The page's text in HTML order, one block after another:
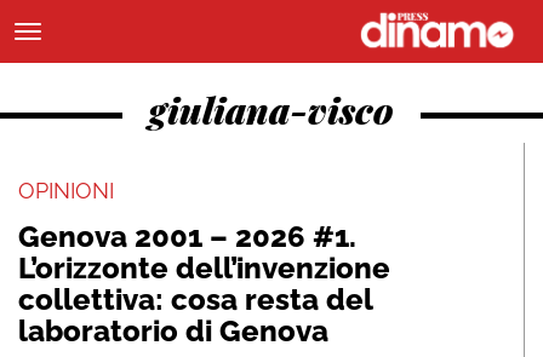
giuliana-visco
OPINIONI
Genova 2001 – 2026 #1.
L’orizzonte dell’invenzione
collettiva: cosa resta del
laboratorio di Genova